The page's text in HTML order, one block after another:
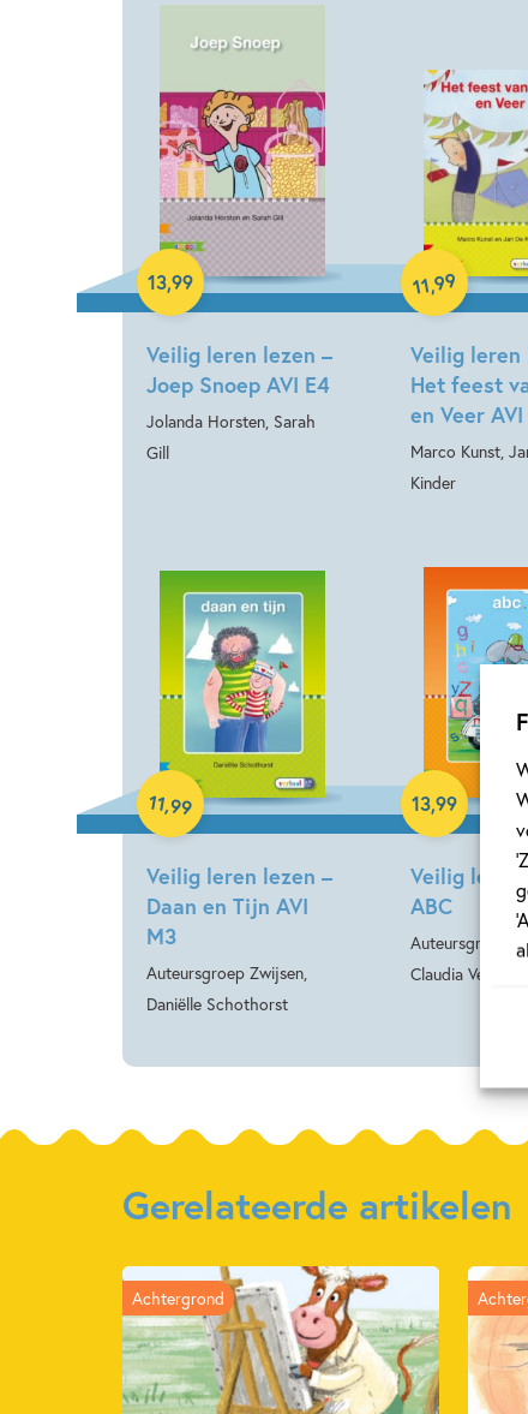
Veilig leren lezen –
Joep Snoep AVI E4
Jolanda Horsten, Sarah
Gill
13,99
Hardcover
Veilig leren
Het feest
en Veer
Marco Kunst,
Kinder
11,99
Hardcover
Veilig leren lezen –
Daan en Tijn AVI
M3
Auteursgroep Zwijsen,
Daniëlle Schothorst
11,99
Hardcover
Veilig leren
ABC
Auteursgroep
Claudia Verheist
13,99
Hardcover
Gerelateerde artikelen
Achtergrond